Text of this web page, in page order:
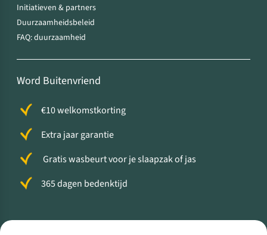
Initiatieven & partners
Duurzaamheidsbeleid
FAQ: duurzaamheid
Word Buitenvriend
€10 welkomstkorting
Extra jaar garantie
Gratis wasbeurt voor je slaapzak of jas
365 dagen bedenktijd